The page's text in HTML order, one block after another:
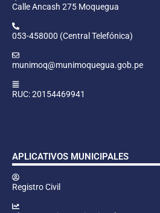
Calle Ancash 275 Moquegua
053-458000 (Central Telefónica)
munimoq@munimoquegua.gob.pe
RUC: 20154469941
APLICATIVOS MUNICIPALES
Registro Civil